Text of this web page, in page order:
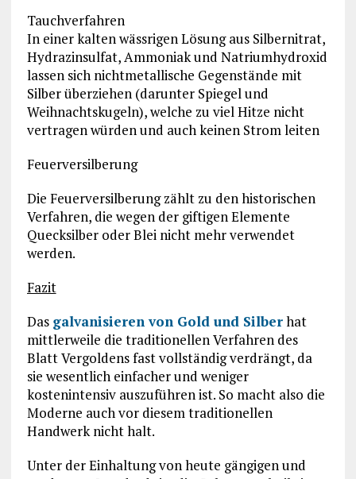
Tauchverfahren
In einer kalten wässrigen Lösung aus Silbernitrat,
Hydrazinsulfat, Ammoniak und Natriumhydroxid
lassen sich nichtmetallische Gegenstände mit
Silber überziehen (darunter Spiegel und
Weihnachtskugeln), welche zu viel Hitze nicht
vertragen würden und auch keinen Strom leiten
Feuerversilberung
Die Feuerversilberung zählt zu den historischen
Verfahren, die wegen der giftigen Elemente
Quecksilber oder Blei nicht mehr verwendet
werden.
Fazit
Das galvanisieren von Gold und Silberhat
mittlerweile die traditionellen Verfahren des
Blatt Vergoldens fast vollständig verdrängt, da
sie wesentlich einfacher und weniger
kostenintensiv auszuführen ist. So macht also die
Moderne auch vor diesem traditionellen
Handwerk nicht halt.
Unter der Einhaltung von heute gängigen und